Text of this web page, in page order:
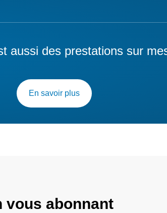
aussi des prestations sur
En savoir plus
vous abonnant